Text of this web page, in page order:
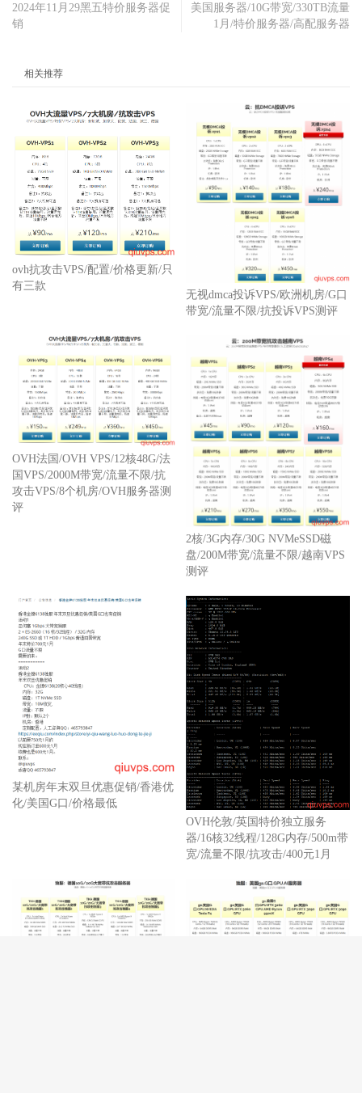
2024年11月29黑五特价服务器促
销
美国服务器/10G带宽/330TB流量
1月/特价服务器/高配服务器
相关推荐
ovh抗攻击VPS/配置/价格更新/只
有三款
无视dmca投诉VPS/欧洲机房/G口
带宽/流量不限/抗投诉VPS测评
OVH法国/OVH VPS/12核48G/法
国VPS/2000M带宽/流量不限/抗
攻击VPS/8个机房/OVH服务器测
评
2核/3G内存/30G NVMeSSD磁
盘/200M带宽/流量不限/越南VPS
测评
某机房年末双旦优惠促销/香港优
化/美国G口/价格最低
OVH伦敦/英国特价独立服务
器/16核32线程/128G内存/500m带
宽/流量不限/抗攻击/400元1月